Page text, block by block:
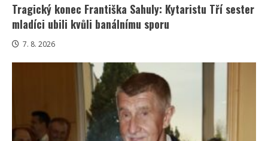
Tragický konec Františka Sahuly: Kytaristu Tří sester
mladíci ubili kvůli banálnímu sporu
7. 8. 2026